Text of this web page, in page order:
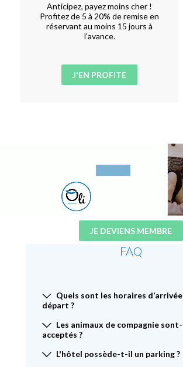
Anticipez, payez moins cher !
Profitez de 5 à 20% de remise en
réservant au moins 15 jours à
l'avance.
J'EN PROFITE
JE DEVIENS MEMBRE
FAQ
Quels sont les horaires
départ ?
Les animaux de compagnie
acceptés ?
L'hôtel possède-t-il un parking ?